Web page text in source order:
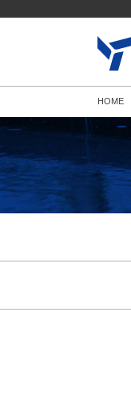
HOME